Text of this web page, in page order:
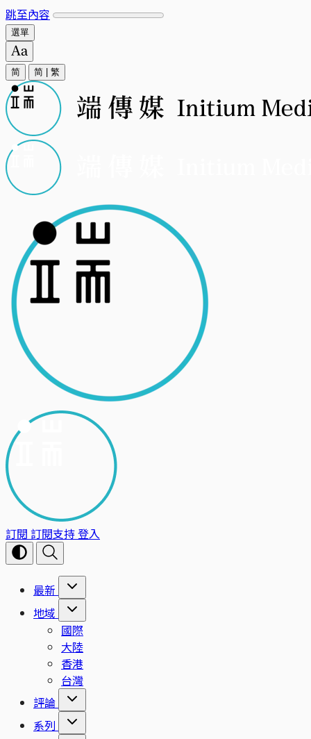
跳至內容
選單
简 简 繁
訂閱 訂閱支持登入
最新
地域
國際
大陸
香港
台灣
評論
系列